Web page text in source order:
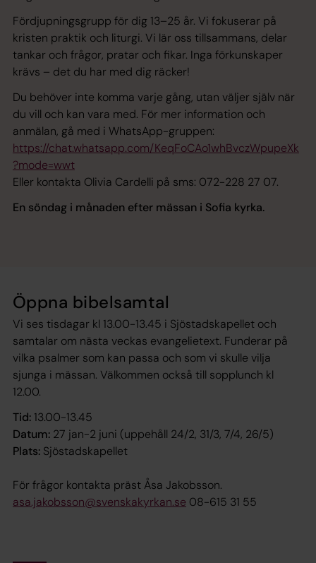
Fördjupningsgrupp för dig 13–25 år. Vi fokuserar på
kristen praktik och liturgi. Vi lär oss tillsammans, delar
tankar och frågor, pratar och fikar. Inga förkunskaper
krävs – det du har med dig räcker!
Du behöver inte komma varje gång, utan väljer själv när
du vill och kan vara med. För mer information och
anmälan, gå med i WhatsApp-gruppen:
https://chat.whatsapp.com/KeqFoCAo1whBvczWpupeXk
?mode=wwt
Eller kontakta Olivia Cardelli på sms: 072-228 27 07.
En söndag i månaden efter mässan i Sofia kyrka.
Öppna bibelsamtal
Vi ses tisdagar kl 13.00-13.45 i Sjöstadskapellet och
samtalar om nästa veckas evangelietext. Funderar på
vilka psalmer som kan passa och som vi skulle vilja
sjunga i mässan. Välkommen också till sopplunch kl
12.00.
Tid: 13.00-13.45
Datum: 27 jan-2 juni (uppehåll 24/2, 31/3, 7/4, 26/5)
Plats: Sjöstadskapellet
För frågor kontakta präst Åsa Jakobsson.
asa.jakobsson@svenskakyrkan.se 08-615 31 55